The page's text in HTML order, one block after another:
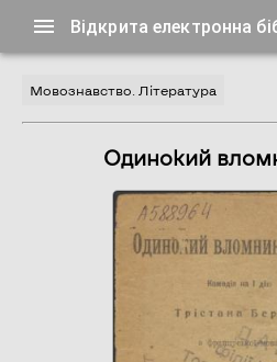
Відкрита електронна
Мовознавство. Література
Одинокий